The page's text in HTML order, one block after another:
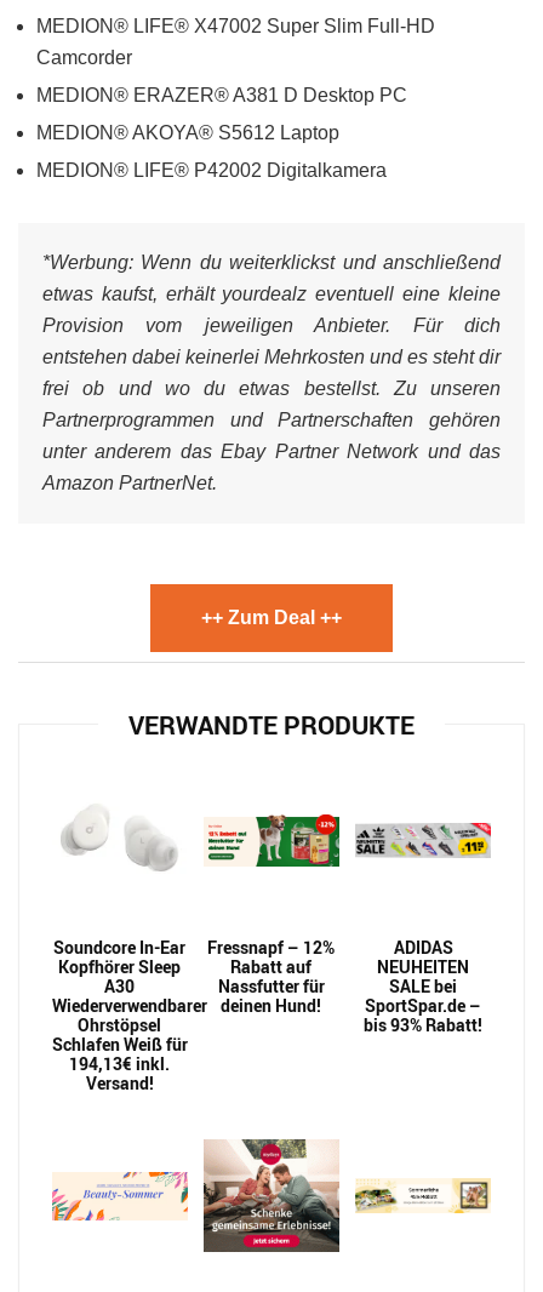
MEDION® LIFE® X47002 Super Slim Full-HD
Camcorder
MEDION® ERAZER® A381 D Desktop PC
MEDION® AKOYA® S5612 Laptop
MEDION® LIFE® P42002 Digitalkamera
*Werbung: Wenn du weiterklickst und anschließend
etwas kaufst, erhält yourdealz eventuell eine kleine
Provision vom jeweiligen Anbieter. Für dich
entstehen dabei keinerlei Mehrkosten und es steht dir
frei ob und wo du etwas bestellst. Zu unseren
Partnerprogrammen und Partnerschaften gehören
unter anderem das Ebay Partner Network und das
Amazon PartnerNet.
++ Zum Deal ++
VERWANDTE PRODUKTE
Soundcore In-Ear
Kopfhörer Sleep
A30
Wiederverwendbarer
Ohrstöpsel
Schlafen Weiß für
194,13€ inkl.
Versand!
Fressnapf – 12%
Rabatt auf
Nassfutter für
deinen Hund!
ADIDAS
NEUHEITEN
SALE bei
SportSpar.de –
bis 93% Rabatt!